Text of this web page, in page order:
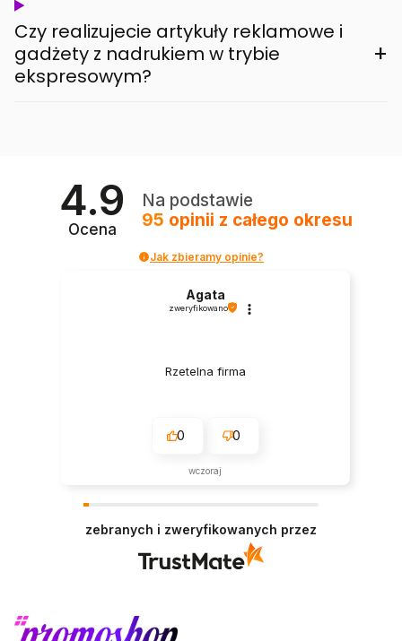
Czy realizujecie artykuły reklamowe i
gadżety z nadrukiem w trybie
ekspresowym?
+
4.9
Ocena
Na podstawie
95 opinii z całego okresu
Jak zbieramy opinie?
Agata
zweryfikowano
Rzetelna firma
0 0
wczoraj
zebranych i zweryfikowanych przez